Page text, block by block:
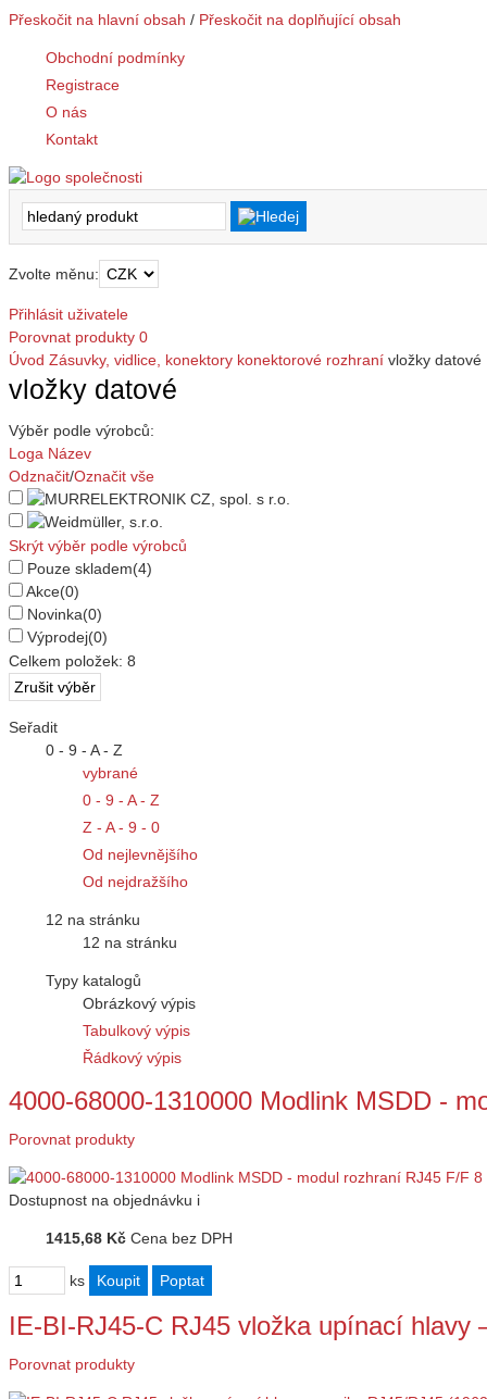
Přeskočit na hlavní obsah / Přeskočit na doplňující obsah
Obchodní podmínky
Registrace
O nás
Kontakt
Zvolte měnu:
Přihlásit uživatele
Porovnat produkty 0
Úvod Zásuvky, vidlice, konektory konektorové rozhraní vložky datové
vložky datové
Výběr podle výrobců:
Loga Název
Odznačit/Označit vše
Skrýt výběr podle výrobců
Pouze skladem(4)
Akce(0)
Novinka(0)
Výprodej(0)
Celkem položek: 8
Seřadit
0 - 9 - A - Z
vybrané
0 - 9 - A - Z
Z - A - 9 - 0
Od nejlevnějšího
Od nejdražšího
12 na stránku
12 na stránku
Typy katalogů
Obrázkový výpis
Tabulkový výpis
Řádkový výpis
4000-68000-1310000 Modlink MSDD -
Porovnat produkty
Dostupnost na objednávku i
1415,68 Kč Cena bez DPH
ks
IE-BI-RJ45-C RJ45 vložka upínací
Porovnat produkty